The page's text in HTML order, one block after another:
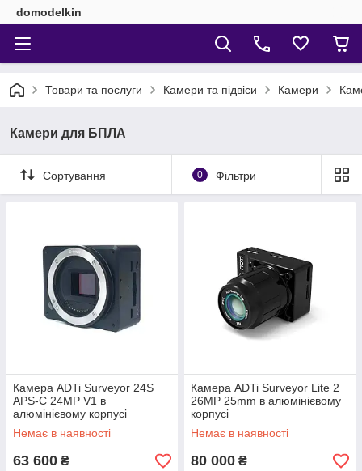
domodelkin
Товари та послуги Камери та підвіси Камери
Камери для БПЛА
Сортування 0 Фільтри
Камера ADTi Surveyor 24S
APS-C 24MP V1 в
алюмінієвому корпусі
Немає в наявності
63 600 ₴
Камера ADTi Surveyor Lite 2
26MP 25mm в алюмінієвому
корпусі
Немає в наявності
80 000 ₴